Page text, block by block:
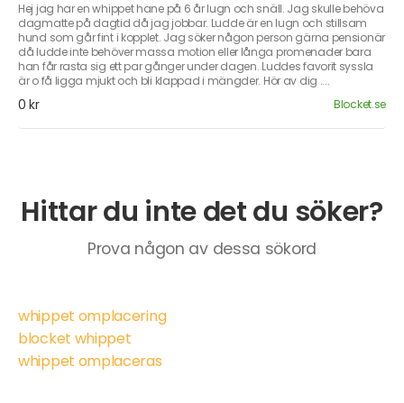
Hej jag har en whippet hane på 6 år lugn och snäll. Jag skulle behöva
dagmatte på dagtid då jag jobbar. Ludde är en lugn och stillsam
hund som går fint i kopplet. Jag söker någon person gärna pensionär
då ludde inte behöver massa motion eller långa promenader bara
han får rasta sig ett par gånger under dagen. Luddes favorit syssla
är o få ligga mjukt och bli klappad i mängder. Hör av dig ....
0 kr Blocket.se
Hittar du inte det du söker?
Prova någon av dessa sökord
whippet omplacering
blocket whippet
whippet omplaceras